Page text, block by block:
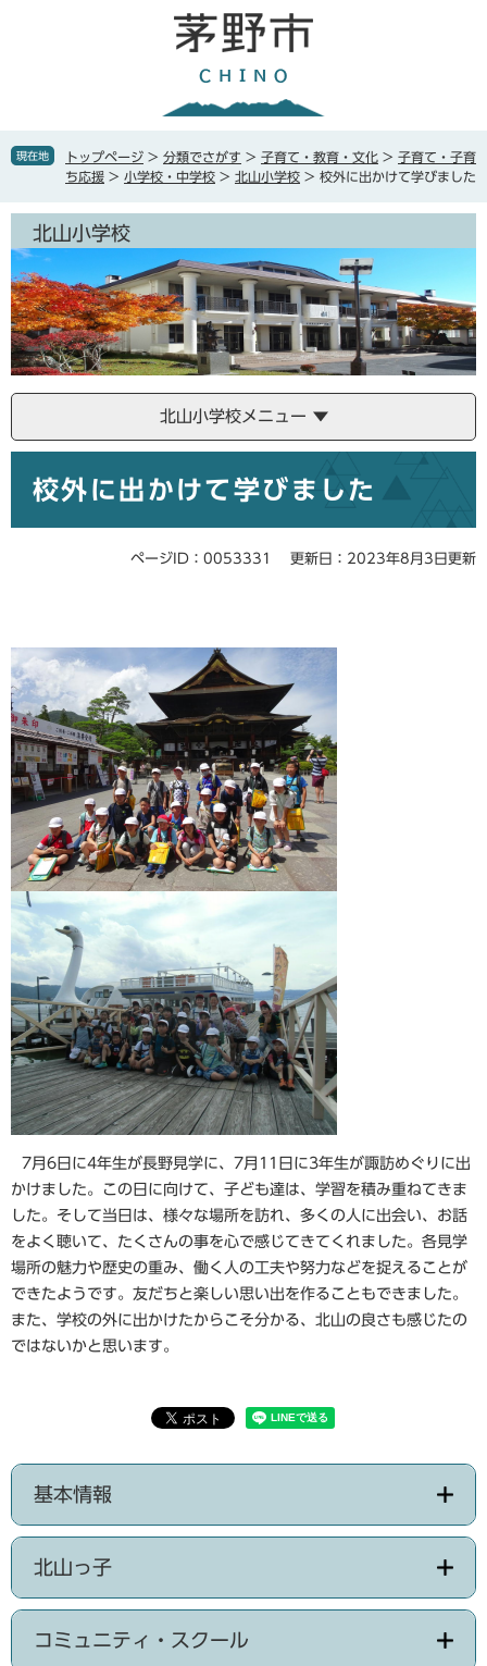
で
ば
本
現在地 トップページ > 分類でさがす > 子育て・教育・文化 > 子育て・子育
ち応援 > 小学校・中学校 > 北山小学校 > 校外に出かけて学びました
北山小学校
北山小学校メニュー
校外に出かけて学びました
ページID：0053331 更新日：2023年8月3日更新
7月6日に4年生が長野見学に、7月11日に3年生が諏訪めぐりに出
かけました。この日に向けて、子ども達は、学習を積み重ねてきま
した。そして当日は、様々な場所を訪れ、多くの人に出会い、お話
をよく聴いて、たくさんの事を心で感じてきてくれました。各見学
場所の魅力や歴史の重み、働く人の工夫や努力などを捉えることが
できたようです。友だちと楽しい思い出を作ることもできました。
また、学校の外に出かけたからこそ分かる、北山の良さも感じたの
ではないかと思います。
基本情報
北山っ子
コミュニティ・スクール